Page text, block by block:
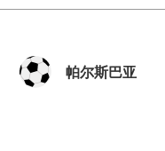
帕尔斯巴亚